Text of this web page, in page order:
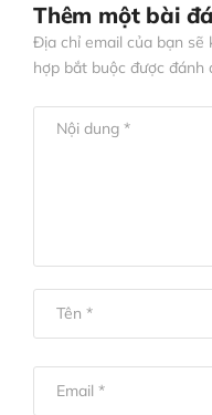
Thêm một bài
Địa chỉ email của bạn sẽ
hợp bắt buộc được đánh